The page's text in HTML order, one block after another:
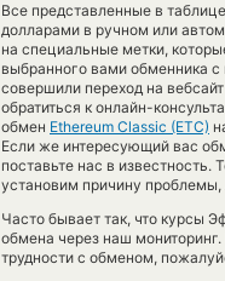
Все представленные в
долларами в ручном или
на специальные метки,
выбранного вами обменника
совершили переход на
обратиться к онлайн-
обмен Ethereum Classic (ETC)
Если же интересующий вас
поставьте нас в
установим причину
Часто бывает так, что курсы
обмена через наш
трудности с обменом,